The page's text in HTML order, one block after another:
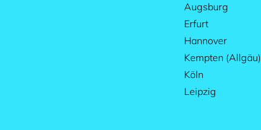
Augsburg
Erfurt
Hannover
Kempten (Allgäu)
Köln
Leipzig